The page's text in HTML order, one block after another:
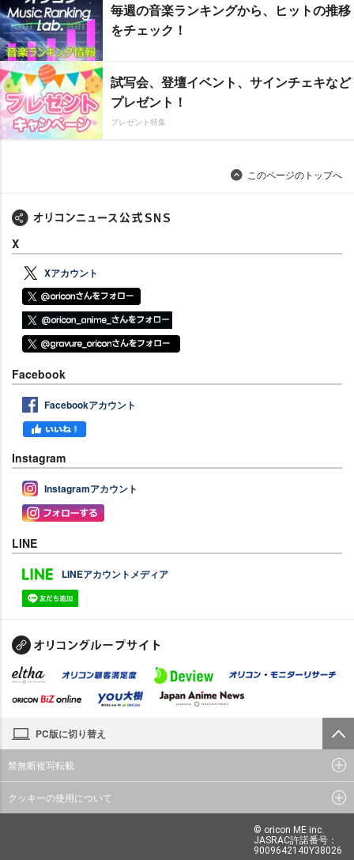
毎週の音楽ランキングから、ヒットの推移
をチェック！
試写会、登壇イベント、サインチェキなど
プレゼント！
プレゼント特集
このページのトップへ
X
Xアカウント
Facebook
Facebookアカウント
Instagram
Instagramアカウント
LINE
LINEアカウントメディア
PC版に切り替え
禁無断複写転載
クッキーの使用について
© oricon ME inc.
JASRAC許諾番号：
9009642140Y38026